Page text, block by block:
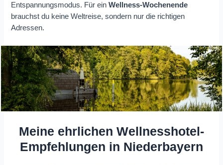
Entspannungsmodus. Für einWellness-Wochenende
brauchst du keine Weltreise, sondern nur die richtigen
Adressen.
Meine ehrlichen Wellnesshotel-
Empfehlungen in Niederbayern